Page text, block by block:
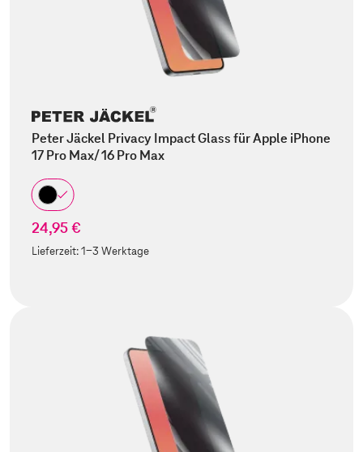
Peter Jäckel Privacy Impact Glass für Apple iPhone
17 Pro Max/ 16 Pro Max
24,95 €
Lieferzeit:1-3 Werktage